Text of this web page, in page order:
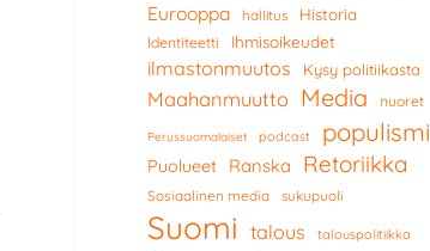
Eurooppa hallitus Historia
Identiteetti Ihmisoikeudet
ilmastonmuutos Kysy politiikasta
Maahanmuutto Media nuoret
Perussuomalaiset podcast populismi
Puolueet Ranska Retoriikka
Sosiaalinen media sukupuoli
Suomi talous talouspolitiikka